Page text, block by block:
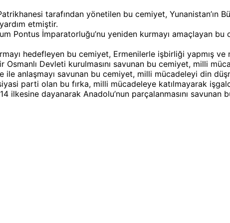
tarafından yönetilen bu cemiyet, Yunanistan’ın
etmiştir.
Pontus İmparatorluğu’nu yeniden kurmayı amaçlayan
hedefleyen bu cemiyet, Ermenilerle işbirliği yapmış ve
Osmanlı Devleti kurulmasını savunan bu cemiyet, milli
anlaşmayı savunan bu cemiyet, milli mücadeleyi din
parti olan bu fırka, milli mücadeleye katılmayarak
ilkesine dayanarak Anadolu’nun parçalanmasını savunan